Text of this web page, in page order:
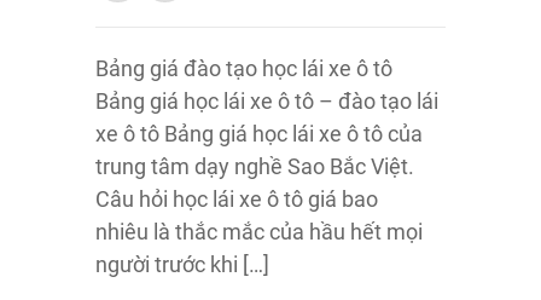
Bảng giá đào tạo học lái xe ô tô
Bảng giá học lái xe ô tô – đào tạo lái
xe ô tô Bảng giá học lái xe ô tô của
trung tâm dạy nghề Sao Bắc Việt.
Câu hỏi học lái xe ô tô giá bao
nhiêu là thắc mắc của hầu hết mọi
người trước khi […]